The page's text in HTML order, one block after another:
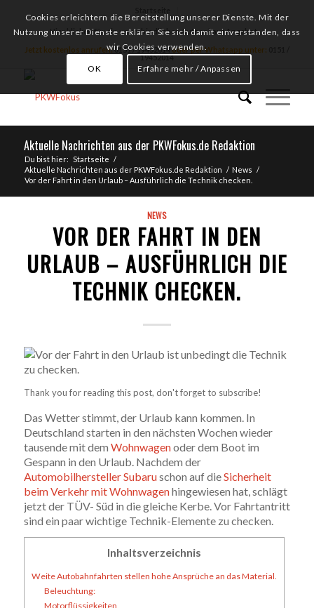
Hier klicken für ein unverbindliches Autoankauf Angebot
Jetzt kostenlos anrufen:0151 / 19452014oder per Whatsapp unter:
19452014
Aktuelle Nachrichten aus der PKWFokus.de Redaktion
Du bist hier: Startseite /
Aktuelle Nachrichten aus der PKWFokus.de Redaktion / News /
Vor der Fahrt in den Urlaub – Ausführlich die Technik checken.
NEWS
VOR DER FAHRT IN DEN
URLAUB – AUSFÜHRLICH DIE
TECHNIK CHECKEN.
Thank you for reading this post, don't forget to subscribe!
Das Wetter stimmt, der Urlaub kann kommen. In
Deutschland starten in den nächsten Wochen wieder
tausende mit dem Wohnwagenoder dem Boot im
Gespann in den Urlaub. Nachdem der
Automobilhersteller Subaruschon auf dieSicherheit
beim Verkehr mit Wohnwagenhingewiesen hat, schlägt
jetzt der TÜV- Süd in die gleiche Kerbe. Vor Fahrtantritt
sind ein paar wichtige Technik-Elemente zu checken.
Inhaltsverzeichnis
Weite Autobahnfahrten stellen hohe Ansprüche an das Material.
Beleuchtung:
Motorflüssigkeiten.
Cookies erleichtern die Bereitstellung unserer Dienste. Mit der
Nutzung unserer Dienste erklären Sie sich damit einverstanden, dass
wir Cookies verwenden.
OK Erfahre mehr / Anpassen